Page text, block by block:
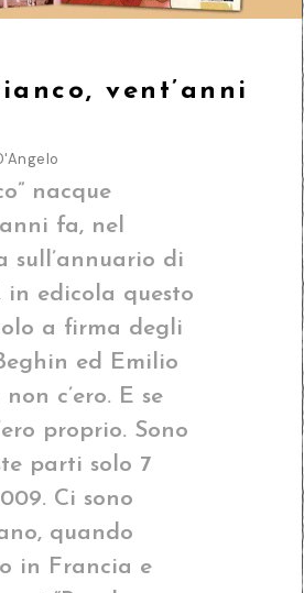
vent’anni
nacque
fa, nel
sull’annuario di
in edicola questo
a firma degli
ed Emilio
c’ero. E se
proprio. Sono
parti solo 7
Ci sono
quando
in Francia e